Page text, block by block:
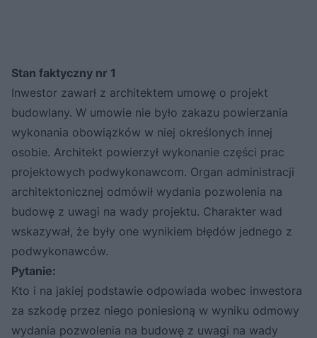
Stan faktyczny nr 1
Inwestor zawarł z architektem umowę o projekt
budowlany. W umowie nie było zakazu powierzania
wykonania obowiązków w niej określonych innej
osobie. Architekt powierzył wykonanie części prac
projektowych podwykonawcom. Organ administracji
architektonicznej odmówił wydania pozwolenia na
budowę z uwagi na wady projektu. Charakter wad
wskazywał, że były one wynikiem błędów jednego z
podwykonawców.
Pytanie:
Kto i na jakiej podstawie odpowiada wobec inwestora
za szkodę przez niego poniesioną w wyniku odmowy
wydania pozwolenia na budowę z uwagi na wady